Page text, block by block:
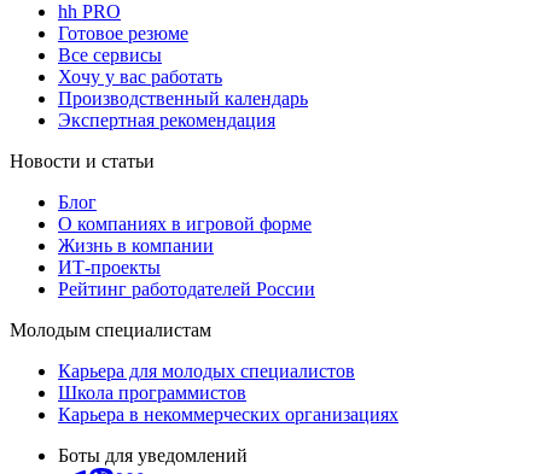
hh PRO
Готовое резюме
Все сервисы
Хочу у вас работать
Производственный календарь
Экспертная рекомендация
Новости и статьи
Блог
О компаниях в игровой форме
Жизнь в компании
ИТ-проекты
Рейтинг работодателей России
Молодым специалистам
Карьера для молодых специалистов
Школа программистов
Карьера в некоммерческих организациях
Боты для уведомлений